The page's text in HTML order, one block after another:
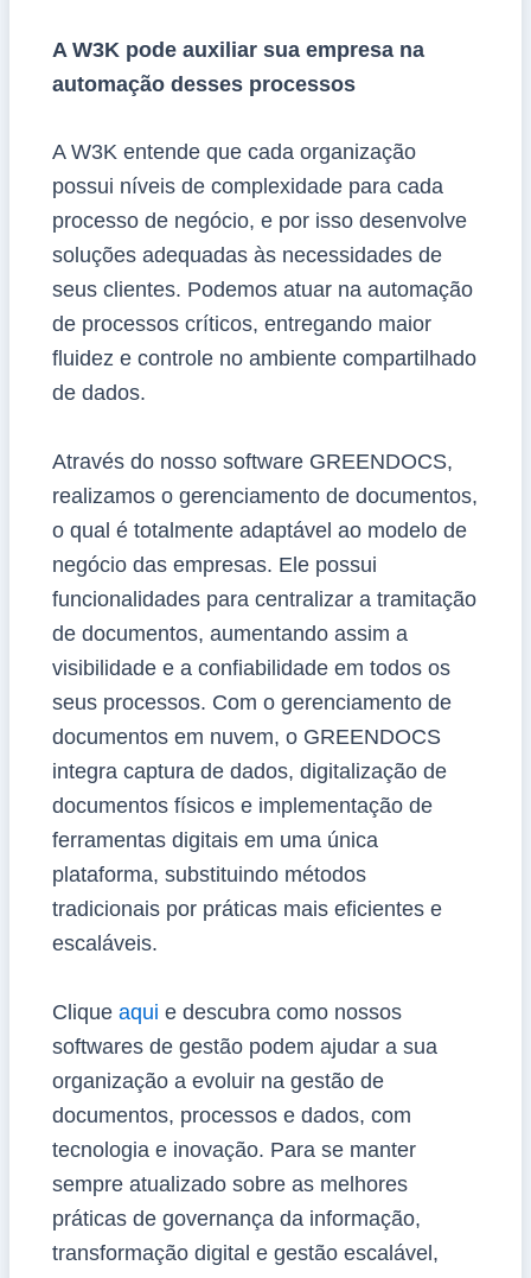
A W3K pode auxiliar sua empresa na
automação desses processos
A W3K entende que cada organização
possui níveis de complexidade para cada
processo de negócio, e por isso desenvolve
soluções adequadas às necessidades de
seus clientes. Podemos atuar na automação
de processos críticos, entregando maior
fluidez e controle no ambiente compartilhado
de dados.
Através do nosso software GREENDOCS,
realizamos o gerenciamento de documentos,
o qual é totalmente adaptável ao modelo de
negócio das empresas. Ele possui
funcionalidades para centralizar a tramitação
de documentos, aumentando assim a
visibilidade e a confiabilidade em todos os
seus processos. Com o gerenciamento de
documentos em nuvem, o GREENDOCS
integra captura de dados, digitalização de
documentos físicos e implementação de
ferramentas digitais em uma única
plataforma, substituindo métodos
tradicionais por práticas mais eficientes e
escaláveis.
Clique aqui e descubra como nossos
softwares de gestão podem ajudar a sua
organização a evoluir na gestão de
documentos, processos e dados, com
tecnologia e inovação. Para se manter
sempre atualizado sobre as melhores
práticas de governança da informação,
transformação digital e gestão escalável,